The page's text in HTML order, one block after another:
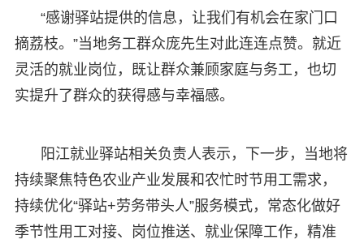
“感谢驿站提供的信息，让我们有机会在家门口
摘荔枝。”当地务工群众庞先生对此连连点赞。就近
灵活的就业岗位，既让群众兼顾家庭与务工，也切
实提升了群众的获得感与幸福感。
阳江就业驿站相关负责人表示，下一步，当地将
持续聚焦特色农业产业发展和农忙时节用工需求，
持续优化“驿站+劳务带头人”服务模式，常态化做好
季节性用工对接、岗位推送、就业保障工作，精准